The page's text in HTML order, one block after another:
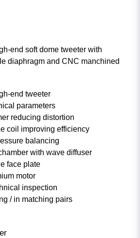
end soft dome tweeter with
diaphragm and CNC manchined
end tweeter
parameters
reducing distortion
coil improving efficiency
balancing
with wave diffuser
face plate
motor
inspection
/ in matching pairs